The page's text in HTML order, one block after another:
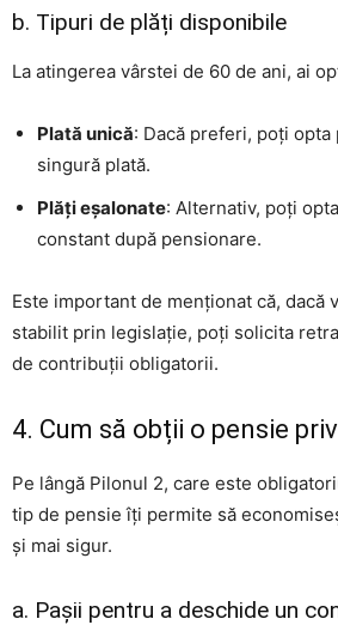
b. Tipuri de plăți disponibile
La atingerea vârstei de 60 de ani, ai
Plată unică: Dacă preferi, poți
singură plată.
Plăți eșalonate: Alternativ, poți
constant după pensionare.
Este important de menționat că, dacă
stabilit prin legislație, poți solicita
de contribuții obligatorii.
4. Cum să obții o pensie
Pe lângă Pilonul 2, care este
tip de pensie îți permite să
și mai sigur.
a. Pașii pentru a deschide un